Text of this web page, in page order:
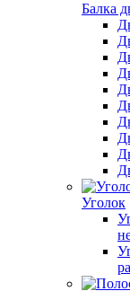
Балка
Уголок